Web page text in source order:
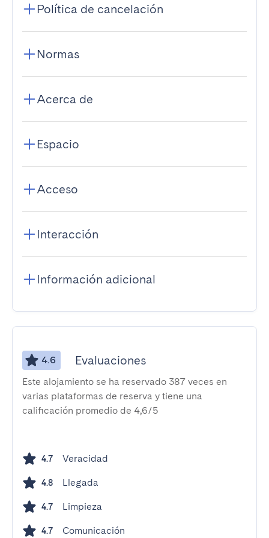
Política de cancelación
Normas
Acerca de
Espacio
Acceso
Interacción
Información adicional
4.6 Evaluaciones
Este alojamiento se ha reservado 387 veces en
varias plataformas de reserva y tiene una
calificación promedio de 4,6/5
4.7 Veracidad
4.8 Llegada
4.7 Limpieza
4.7 Comunicación